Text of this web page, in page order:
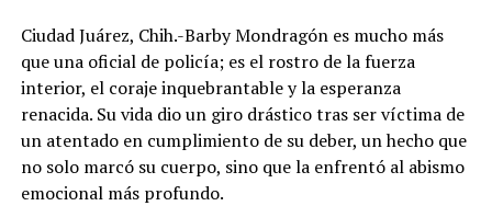
Ciudad Juárez, Chih.-Barby Mondragón es mucho más
que una oficial de policía; es el rostro de la fuerza
interior, el coraje inquebrantable y la esperanza
renacida. Su vida dio un giro drástico tras ser víctima de
un atentado en cumplimiento de su deber, un hecho que
no solo marcó su cuerpo, sino que la enfrentó al abismo
emocional más profundo.